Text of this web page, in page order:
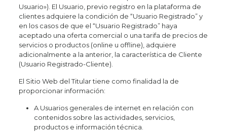
Usuario»). El Usuario, previo registro en la plataforma de
clientes adquiere la condición de “Usuario Registrado” y
en los casos de que el “Usuario Registrado” haya
aceptado una oferta comercial o una tarifa de precios de
servicios o productos (online u offline), adquiere
adicionalmente a la anterior, la característica de Cliente
(Usuario Registrado-Cliente).
El Sitio Web del Titular tiene como finalidad la de
proporcionar información:
A Usuarios generales de internet en relación con
contenidos sobre las actividades, servicios,
productos e información técnica.